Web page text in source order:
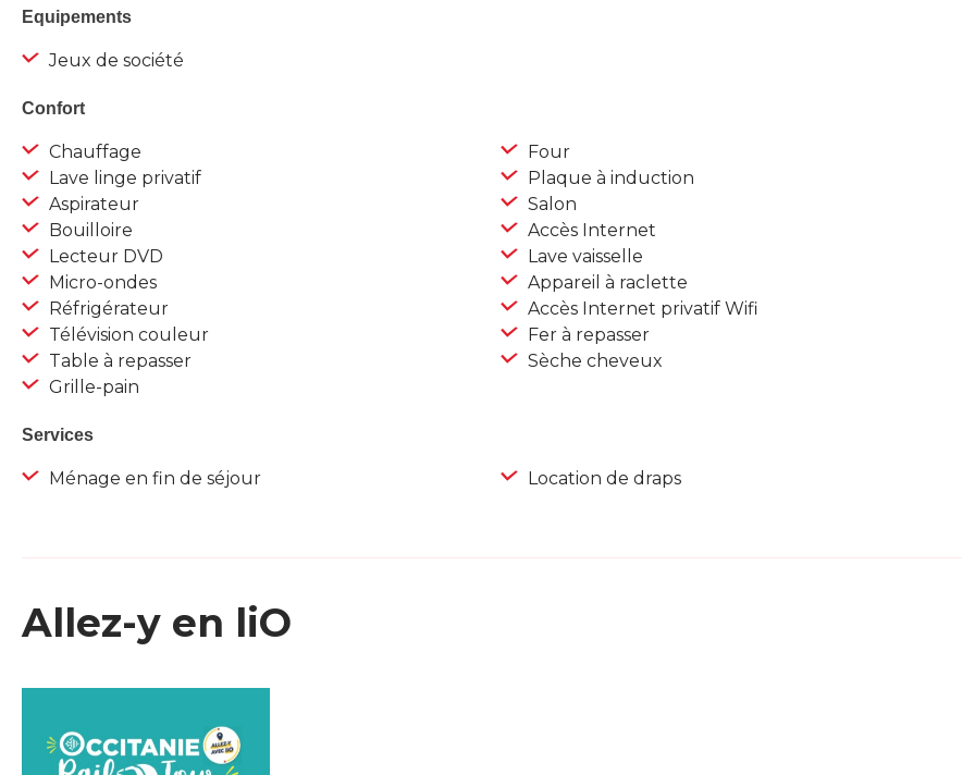
Equipements
Jeux de société
Confort
Chauffage
Lave linge privatif
Aspirateur
Bouilloire
Lecteur DVD
Micro-ondes
Réfrigérateur
Télévision couleur
Table à repasser
Grille-pain
Four
Plaque à induction
Salon
Accès Internet
Lave vaisselle
Appareil à raclette
Accès Internet privatif Wifi
Fer à repasser
Sèche cheveux
Services
Ménage en fin de séjour Location de draps
Allez-y en liO